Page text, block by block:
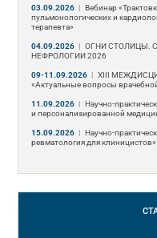
03.09.2026 | Вебинар
пульмонологических и
терапевта»
04.09.2026 | ОГНИ СТОЛИЦЫ.
НЕФРОЛОГИИ 2026
09-11.09.2026 | ХIII
«Актуальные вопросы
11.09.2026 | Научно-
и персонализированной
15.09.2026 | Научно-
ревматология для клиницистов»